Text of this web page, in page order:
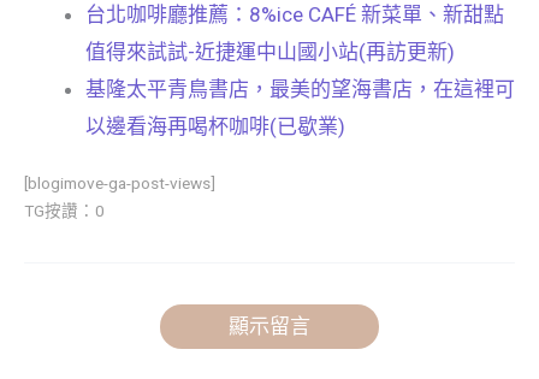
台北咖啡廳推薦：8%ice CAFÉ 新菜單、新甜點
值得來試試-近捷運中山國小站(再訪更新)
基隆太平青鳥書店，最美的望海書店，在這裡可
以邊看海再喝杯咖啡(已歇業)
[blogimove-ga-post-views]
TG按讚：0
顯示留言